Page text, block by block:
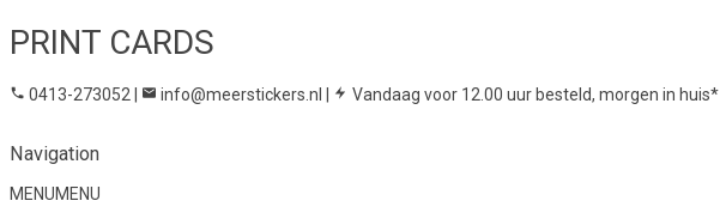
PRINT CARDS
0413-273052 | info@meerstickers.nl | Vandaag voor 12.00 uur besteld, morgen in huis*
Navigation
MENUMENU